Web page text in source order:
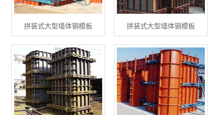
拼装式大型墙体钢模板 拼装式大型墙体钢模板